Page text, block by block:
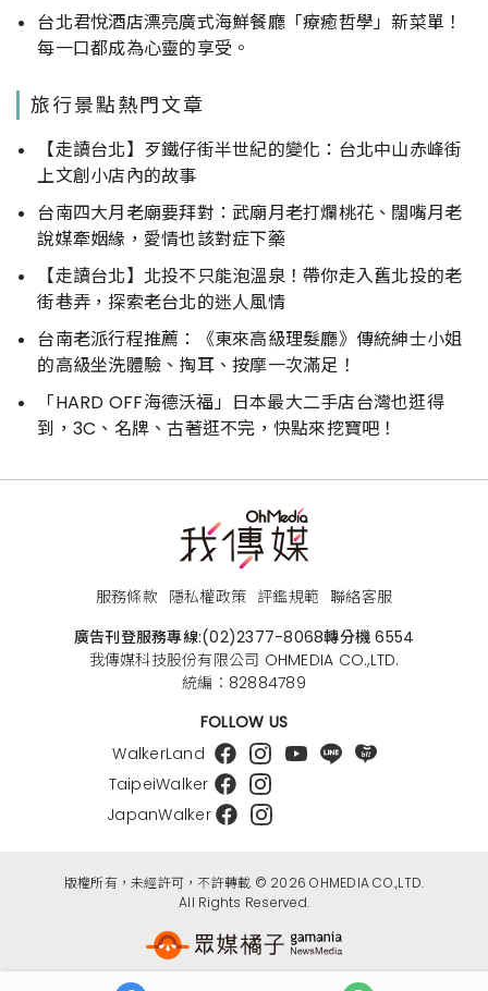
台北君悅酒店漂亮廣式海鮮餐廳「療癒哲學」新菜單！
每一口都成為心靈的享受。
旅行景點熱門文章
【走讀台北】歹鐵仔街半世紀的變化：台北中山赤峰街
上文創小店內的故事
台南四大月老廟要拜對：武廟月老打爛桃花、闊嘴月老
說媒牽姻緣，愛情也該對症下藥
【走讀台北】北投不只能泡溫泉！帶你走入舊北投的老
街巷弄，探索老台北的迷人風情
台南老派行程推薦：《東來高級理髮廳》傳統紳士小姐
的高級坐洗體驗、掏耳、按摩一次滿足！
「HARD OFF海德沃福」日本最大二手店台灣也逛得
到，3C、名牌、古著逛不完，快點來挖寶吧！
服務條款 隱私權政策 評鑑規範 聯絡客服
廣告刊登服務專線:(02)2377-8068轉分機 6554
我傳媒科技股份有限公司 OHMEDIA CO.,LTD.
統編：82884789
FOLLOW US
WalkerLand
TaipeiWalker
JapanWalker
版權所有，未經許可，不許轉載 © 2026 OHMEDIA CO.,LTD.
All Rights Reserved.